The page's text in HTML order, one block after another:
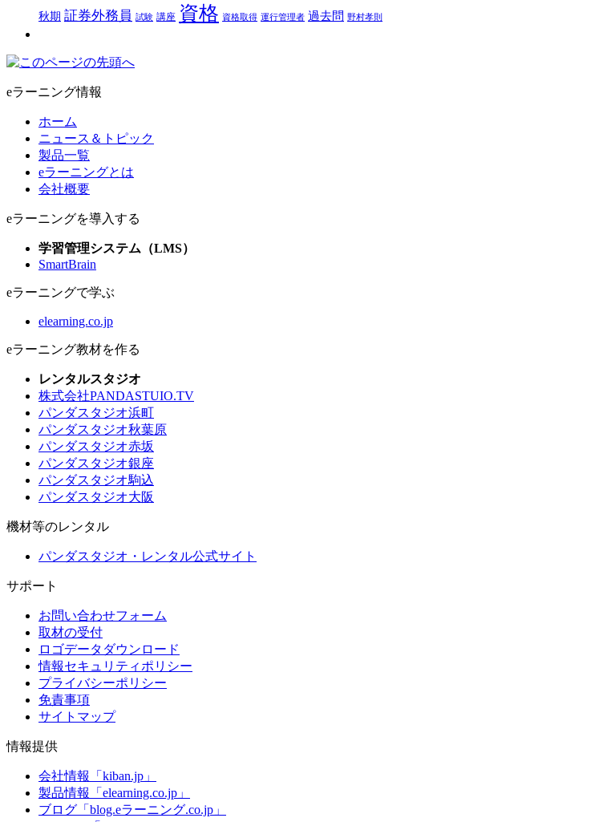
秋期 証券外務員 試験 講座 資格 資格取得 運行管理者 過去問 野村孝則
eラーニング情報
ホーム
ニュース＆トピック
製品一覧
eラーニングとは
会社概要
eラーニングを導入する
学習管理システム（LMS）
SmartBrain
eラーニングで学ぶ
elearning.co.jp
eラーニング教材を作る
レンタルスタジオ
株式会社PANDASTUIO.TV
パンダスタジオ浜町
パンダスタジオ秋葉原
パンダスタジオ赤坂
パンダスタジオ銀座
パンダスタジオ駒込
パンダスタジオ大阪
機材等のレンタル
パンダスタジオ・レンタル公式サイト
サポート
お問い合わせフォーム
取材の受付
ロゴデータダウンロード
情報セキュリティポリシー
プライバシーポリシー
免責事項
サイトマップ
情報提供
会社情報「kiban.jp」
製品情報「elearning.co.jp」
ブログ「blog.eラーニング.co.jp」